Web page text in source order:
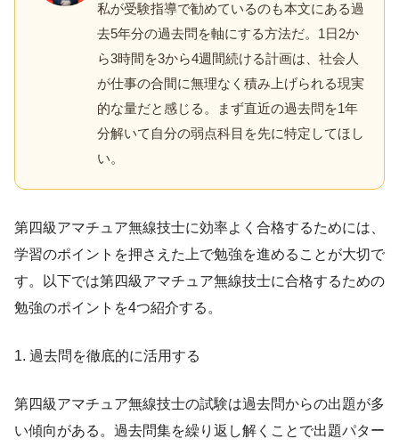
私が受験指導で勧めているのも本文にある過
去5年分の過去問を軸にする方法だ。1日2か
ら3時間を3から4週間続ける計画は、社会人
が仕事の合間に無理なく積み上げられる現実
的な量だと感じる。まず直近の過去問を1年
分解いて自分の弱点科目を先に特定してほし
い。
第四級アマチュア無線技士に効率よく合格するためには、
学習のポイントを押さえた上で勉強を進めることが大切で
す。以下では第四級アマチュア無線技士に合格するための
勉強のポイントを4つ紹介する。
1. 過去問を徹底的に活用する
第四級アマチュア無線技士の試験は過去問からの出題が多
い傾向がある。過去問集を繰り返し解くことで出題パター